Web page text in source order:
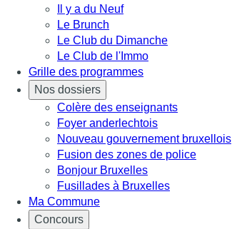
Il y a du Neuf
Le Brunch
Le Club du Dimanche
Le Club de l'Immo
Grille des programmes
Nos dossiers
Colère des enseignants
Foyer anderlechtois
Nouveau gouvernement bruxellois
Fusion des zones de police
Bonjour Bruxelles
Fusillades à Bruxelles
Ma Commune
Concours